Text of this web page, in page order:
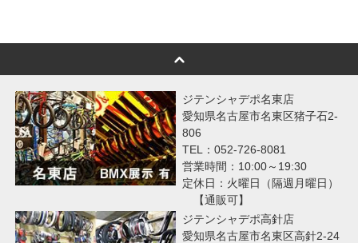
ジテンシャデポ名東店
愛知県名古屋市名東区猪子石2-
806
TEL：052-726-8081
営業時間：10:00～19:30
定休日：火曜日（隔週月曜日）
【通販可】
ジテンシャデポ高針店
愛知県名古屋市名東区高針2-24